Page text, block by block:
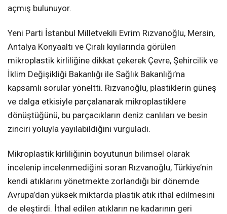
açmış bulunuyor.
Yeni Parti İstanbul Milletvekili Evrim Rızvanoğlu, Mersin,
Antalya Konyaaltı ve Çıralı kıyılarında görülen
mikroplastik kirliliğine dikkat çekerek Çevre, Şehircilik ve
İklim Değişikliği Bakanlığı ile Sağlık Bakanlığı’na
kapsamlı sorular yöneltti. Rızvanoğlu, plastiklerin güneş
ve dalga etkisiyle parçalanarak mikroplastiklere
dönüştüğünü, bu parçacıkların deniz canlıları ve besin
zinciri yoluyla yayılabildiğini vurguladı.
Mikroplastik kirliliğinin boyutunun bilimsel olarak
incelenip incelenmediğini soran Rızvanoğlu, Türkiye’nin
kendi atıklarını yönetmekte zorlandığı bir dönemde
Avrupa’dan yüksek miktarda plastik atık ithal edilmesini
de eleştirdi. İthal edilen atıkların ne kadarının geri